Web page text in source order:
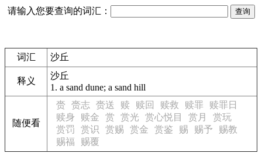
请输入您要查询的词汇：
词汇 沙丘
释义
沙丘
1. a sand dune; a sand hill
随便看
赍 赍志 赍送 赎 赎回 赎救 赎罪
赎罪日
赎身
赎金 赏 赏光 赏心悦目 赏月
赏玩
赏罚
赏识 赏赐 赏金 赏鉴 赐 赐予
赐教
赐福
赐覆